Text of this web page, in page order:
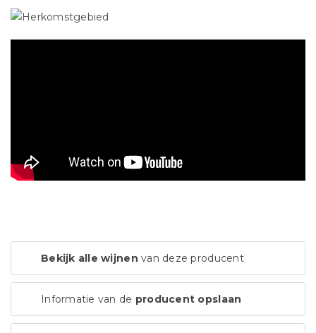
Bekijk alle wijnen van deze producent
Informatie van de producent opslaan